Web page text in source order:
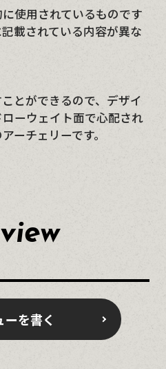
使用されているものです
載されている内容が異な
とができるので、デザイ
ーウェイト面で心配され
ーチェリーです。
ーを書く